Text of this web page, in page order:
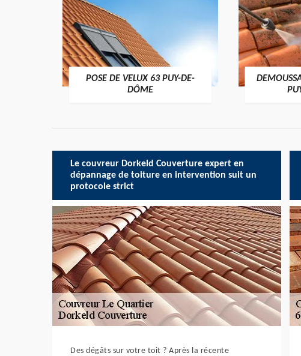
POSE DE VELUX 63 PUY-DE-
DÔME
Le couvreur Dorkeld Couverture expert en
dépannage de toiture en intervention suit un
protocole strict
Des dégâts sur votre toit ? Après la récente